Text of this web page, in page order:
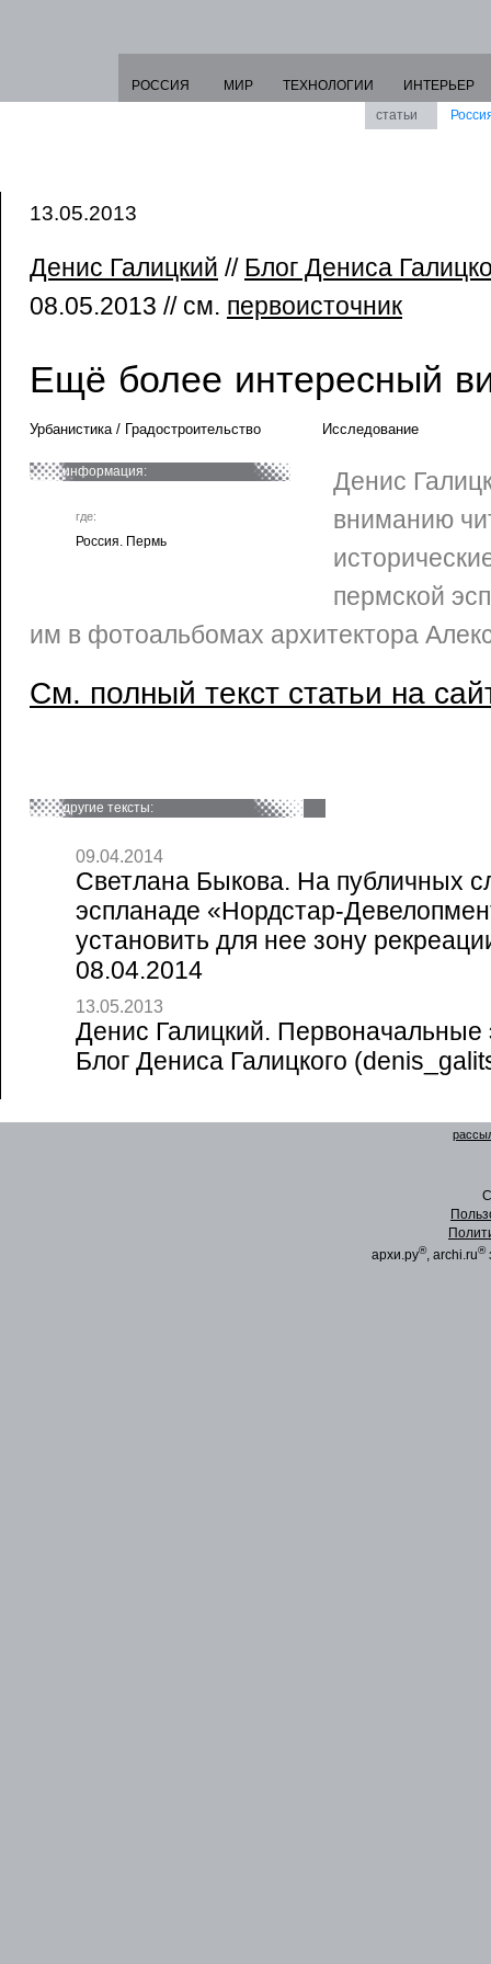
РОССИЯ МИР ТЕХНОЛОГИИ
ИНТЕРЬЕР
статьи
13.05.2013
Денис Галицкий // Блог Дениса
08.05.2013 // см. первоисточник
Ещё более интересный
Урбанистика / Градостроительство Исследование
информация:
где:
Россия. Пермь
Денис
вниманию
пермской
им в фотоальбомах архитектора
См. полный текст статьи на
другие тексты:
09.04.2014
Светлана Быкова. На публичных
эспланаде «Нордстар-
установить для нее зону
08.04.2014
13.05.2013
Денис Галицкий. Первоначальные
Блог Дениса Галицкого
архи.ру®, archi.ru®